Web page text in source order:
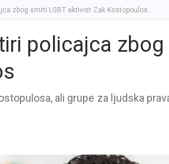
zbog smrti LGBT aktivist Zak Kostopoulos
policajca zbog
ali grupe za ljudska